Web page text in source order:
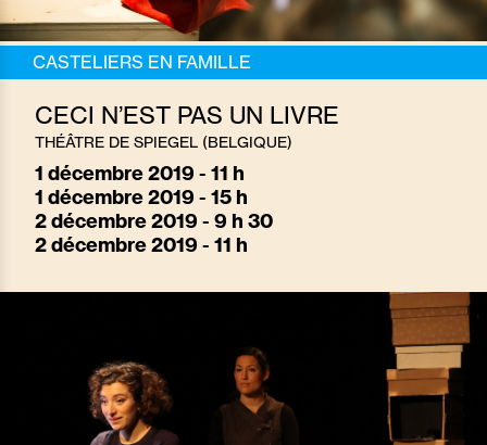
CASTELIERS EN FAMILLE
CECI N’EST PAS UN LIVRE
THÉÂTRE DE SPIEGEL (BELGIQUE)
1 décembre 2019 - 11 h
1 décembre 2019 - 15 h
2décembre 2019 - 9 h 30
2décembre 2019 - 11 h